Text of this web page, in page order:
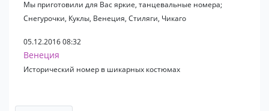
Мы приготовили для Вас яркие, танцевальные номера;
Снегурочки, Куклы, Венеция, Стиляги, Чикаго
05.12.2016 08:32
Венеция
Исторический номер в шикарных костюмах